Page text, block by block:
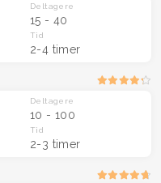
Deltagere
15 - 40
Tid
2-4 timer
Deltagere
10 - 100
Tid
2-3 timer